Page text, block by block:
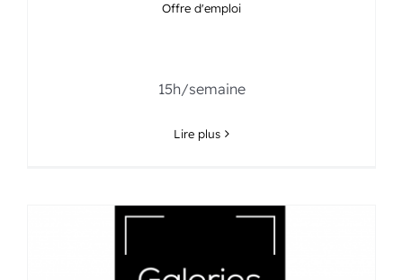
Offre d'emploi
15h/semaine
Lire plus